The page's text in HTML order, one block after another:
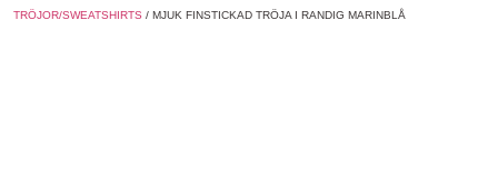
TRÖJOR/SWEATSHIRTS / MJUK FINSTICKAD TRÖJA I RANDIG MARINBLÅ